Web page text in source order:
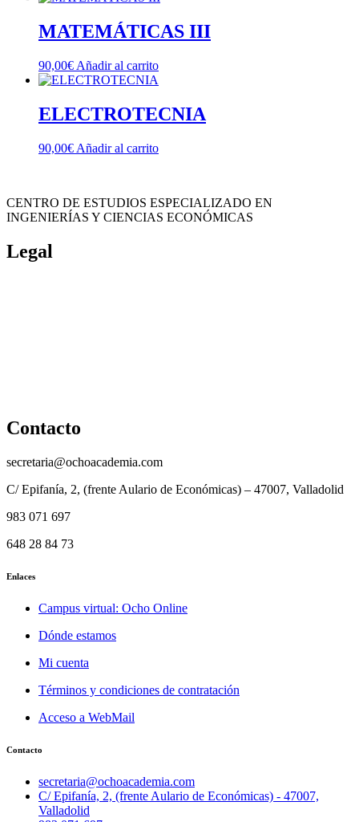
MATEMÁTICAS III
90,00€ Añadir al carrito
ELECTROTECNIA
90,00€ Añadir al carrito
CENTRO DE ESTUDIOS ESPECIALIZADO EN
INGENIERÍAS Y CIENCIAS ECONÓMICAS
Legal
Contacto
secretaria@ochoacademia.com
C/ Epifanía, 2, (frente Aulario de Económicas) – 47007, Valladolid
983 071 697
648 28 84 73
Enlaces
Campus virtual: Ocho Online
Dónde estamos
Mi cuenta
Términos y condiciones de contratación
Acceso a WebMail
Contacto
secretaria@ochoacademia.com
C/ Epifanía, 2, (frente Aulario de Económicas) - 47007,
Valladolid